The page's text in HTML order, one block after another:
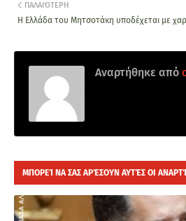
ΠΑΛΑΙΌΤΕΡΗ
Η Ελλάδα του Μητσοτάκη υποδέχεται με
Αναρτήθηκε από
ΜΠΟΡΕΊ ΝΑ ΣΑΣ ΑΡΈΣΟΥΝ ΑΥΤΈΣ ΟΙ